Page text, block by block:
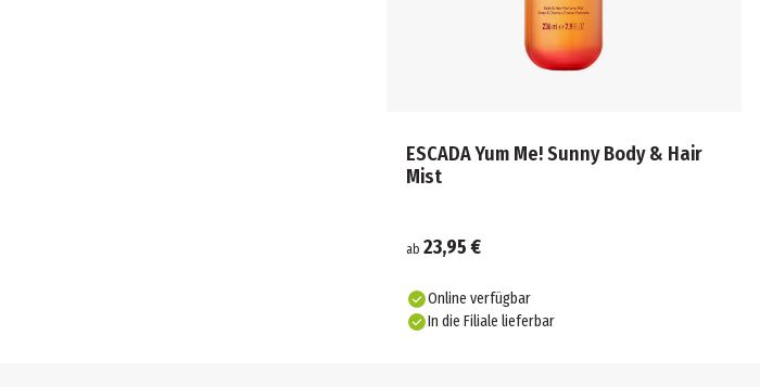
ESCADA Yum Me! Sunny Body & Hair
Mist
ab 23,95 €
Online verfügbar
In die Filiale lieferbar